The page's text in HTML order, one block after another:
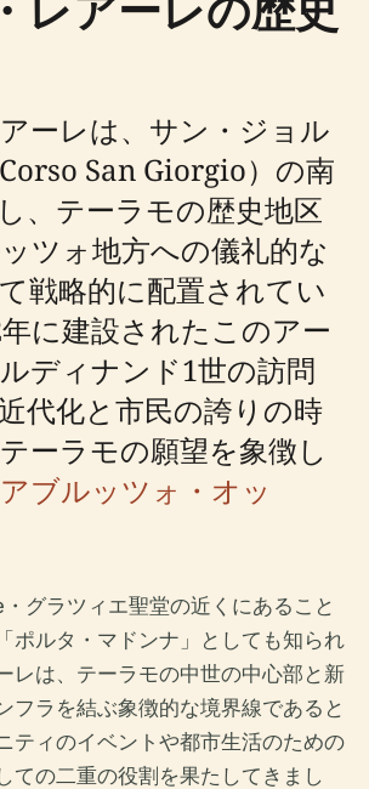
ーレは、サン・ジョル
San Giorgio）の南
、テーラモの歴史地区
ツォ地方への儀礼的な
戦略的に配置されてい
に建設されたこのアー
ディナンド1世の訪問
代化と市民の誇りの時
ーラモの願望を象徴し
アブルッツォ・オッ
グラツィエ聖堂の近くにあること
ポルタ・マドンナ」としても知られ
レは、テーラモの中世の中心部と新
フラを結ぶ象徴的な境界線であると
ティのイベントや都市生活のための
ての二重の役割を果たしてきまし